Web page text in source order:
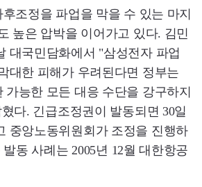
조정을 파업을 막을 수 있는 마지
높은 압박을 이어가고 있다. 김민
대국민담화에서 "삼성전자 파업
대한 피해가 우려된다면 정부는
가능한 모든 대응 수단을 강구하지
다. 긴급조정권이 발동되면 30일
중앙노동위원회가 조정을 진행하
동 사례는 2005년 12월 대한항공